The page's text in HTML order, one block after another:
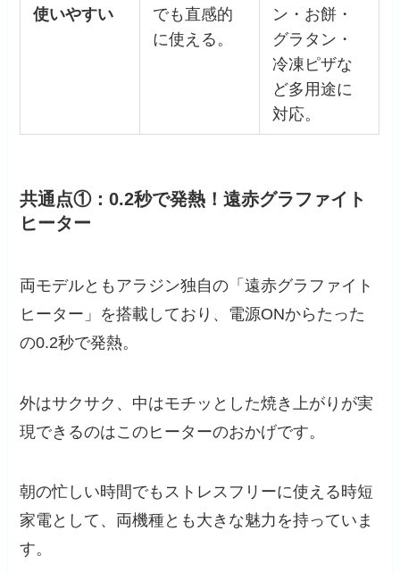
使いやすい
でも直感的
に使える。
ン・お餅・
グラタン・
冷凍ピザな
ど多用途に
対応。
共通点①：0.2秒で発熱！遠赤グラファイト
ヒーター
両モデルともアラジン独自の「遠赤グラファイト
ヒーター」を搭載しており、電源ONからたった
の0.2秒で発熱。
外はサクサク、中はモチッとした焼き上がりが実
現できるのはこのヒーターのおかげです。
朝の忙しい時間でもストレスフリーに使える時短
家電として、両機種とも大きな魅力を持っていま
す。